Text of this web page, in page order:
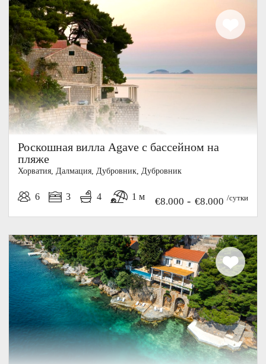
Роскошная вилла Agave с бассейном на
пляже
Хорватия, Далмация, Дубровник, Дубровник
6 3 4 1 м €8.000 - €8.000 /сутки